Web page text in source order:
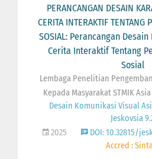
PERANCANGAN DESAIN
CERITA INTERAKTIF TENTANG
SOSIAL: Perancangan
Cerita Interaktif Tentang
Sosial
Lembaga Penelitian
Kepada Masyarakat STMIK
Desain Komunikasi Visual
Jeskovsia
2025
DOI: 10.32815/
Accred :